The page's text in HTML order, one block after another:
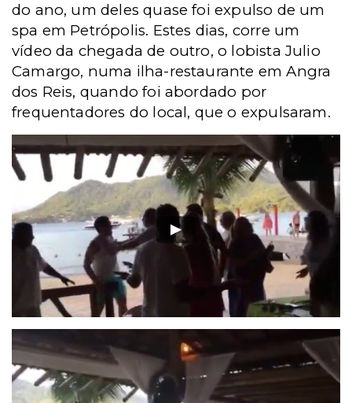
do ano, um deles quase foi expulso de um
spa em Petrópolis. Estes dias, corre um
vídeo da chegada de outro, o lobista Julio
Camargo, numa ilha-restaurante em Angra
dos Reis, quando foi abordado por
frequentadores do local, que o expulsaram.